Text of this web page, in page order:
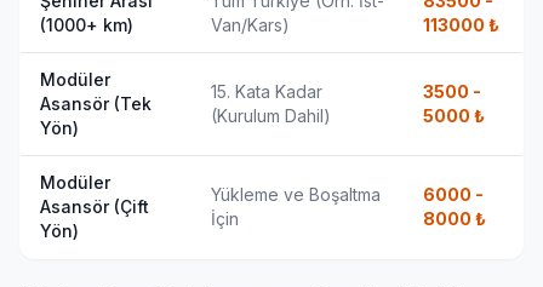
(1000+ km)
Van/Kars)
113000 ₺
Modüler
Asansör (Tek
Yön)
15. Kata Kadar
(Kurulum Dahil)
3500 -
5000 ₺
Modüler
Asansör (Çift
Yön)
Yükleme ve Boşaltma
İçin
6000 -
8000 ₺